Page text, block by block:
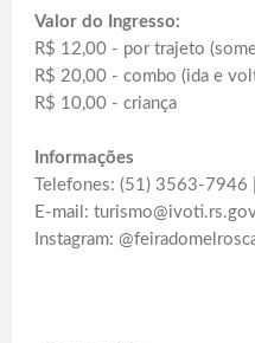
Valor do Ingresso:
R$ 12,00 - por trajeto
R$ 20,00 - combo (ida e
R$ 10,00 - criança
Informações
Telefones: (51) 3563-
E-mail:
Instagram: